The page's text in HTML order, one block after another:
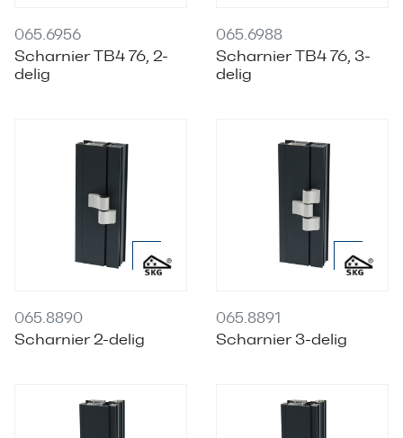
065.6956
Scharnier TB4 76, 2-
delig
065.6988
Scharnier TB4 76, 3-
delig
065.8890
Scharnier 2-delig
065.8891
Scharnier 3-delig